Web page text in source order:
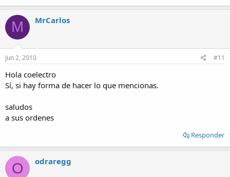
M MrCarlos
Jun 2, 2010 #11
Hola coelectro
Sí, si hay forma de hacer lo que mencionas.
saludos
a sus ordenes
Responder
O odraregg